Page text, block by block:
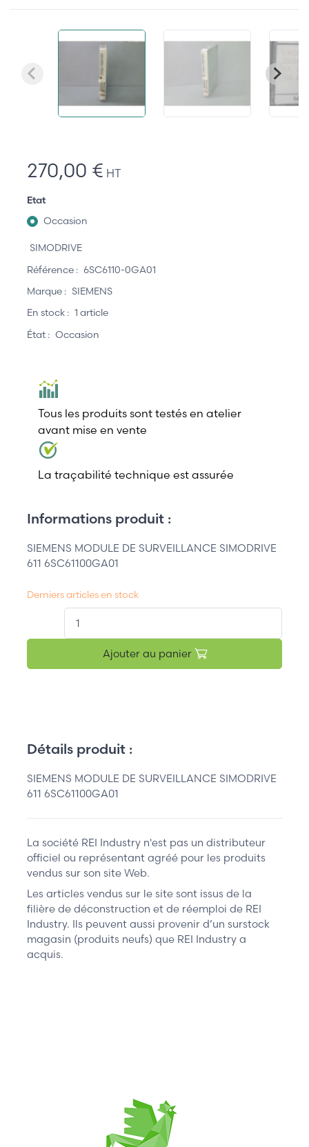
270,00 € HT
Etat
Occasion
SIMODRIVE
Référence : 6SC6110-0GA01
Marque : SIEMENS
En stock : 1 article
État : Occasion
Tous les produits sont testés en atelier
avant mise en vente
La traçabilité technique est assurée
Informations produit :
SIEMENS MODULE DE SURVEILLANCE SIMODRIVE
611 6SC61100GA01
Derniers articles en stock
Ajouter au panier
Détails produit :
SIEMENS MODULE DE SURVEILLANCE SIMODRIVE
611 6SC61100GA01
La société REI Industry n'est pas un distributeur
officiel ou représentant agréé pour les produits
vendus sur son site Web.
Les articles vendus sur le site sont issus de la
filière de déconstruction et de réemploi de REI
Industry. Ils peuvent aussi provenir d’un surstock
magasin (produits neufs) que REI Industry a
acquis.